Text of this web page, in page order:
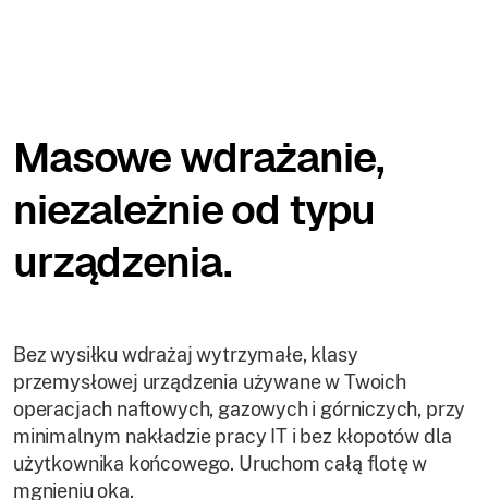
Masowe wdrażanie,
niezależnie od typu
urządzenia.
Bez wysiłku wdrażaj wytrzymałe, klasy
przemysłowej urządzenia używane w Twoich
operacjach naftowych, gazowych i górniczych, przy
minimalnym nakładzie pracy IT i bez kłopotów dla
użytkownika końcowego. Uruchom całą flotę w
mgnieniu oka.